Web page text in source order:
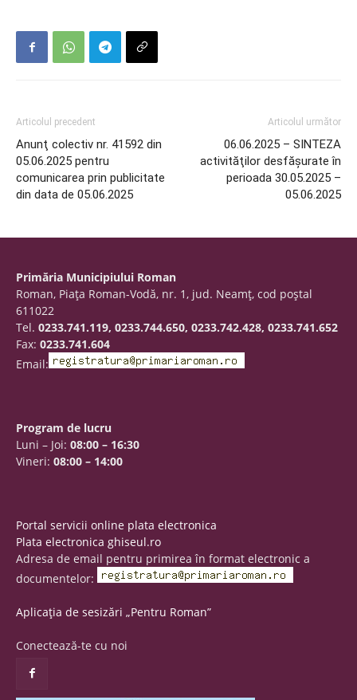
Articolul precedent
Anunţ colectiv nr. 41592 din
05.06.2025 pentru
comunicarea prin publicitate
din data de 05.06.2025
Articolul următor
06.06.2025 – SINTEZA
activităţilor desfăşurate în
perioada 30.05.2025 –
05.06.2025
Primăria Municipiului Roman
Roman, Piaţa Roman-Vodă, nr. 1, jud. Neamţ, cod poştal
611022
Tel. 0233.741.119, 0233.744.650, 0233.742.428, 0233.741.652
Fax: 0233.741.604
Email:
Program de lucru
Luni – Joi: 08:00 – 16:30
Vineri: 08:00 – 14:00
Portal servicii online plata electronica
Plata electronica ghiseul.ro
Adresa de email pentru primirea în format electronic a
documentelor:
Aplicația de sesizări „Pentru Roman”
Conectează-te cu noi